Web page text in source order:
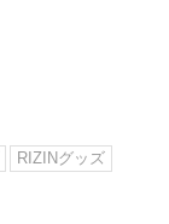
RIZINグッズ